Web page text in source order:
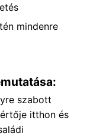
mindenre
szabott
itthon és